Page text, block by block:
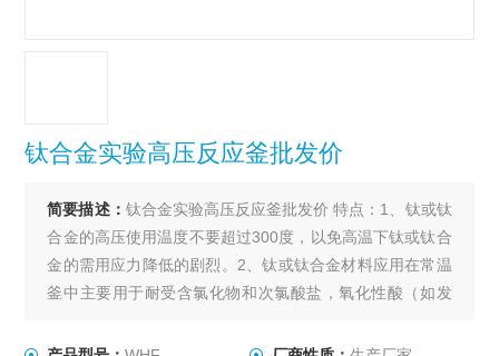
钛合金实验高压反应釜批发价
简要描述： 钛合金实验高压反应釜批发价 特点：1、钛或钛
合金的高压使用温度不要超过300度，以免高温下钛或钛合
金的需用应力降低的剧烈。2、钛或钛合金材料应用在常温
釜中主要用于耐受含氯化物和次氯酸盐，氧化性酸（如发